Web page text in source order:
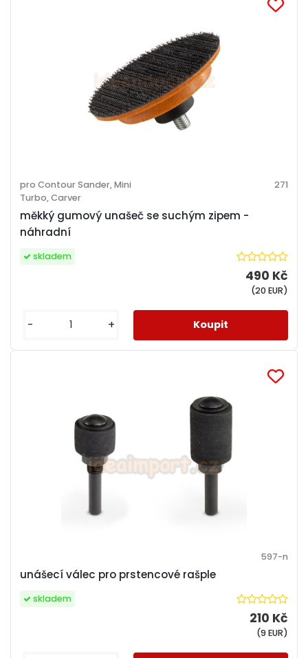
měkký gumový unašeč se suchým zipem -
náhradní
pro Contour Sander, Mini
Turbo, Carver
271
490 Kč
(20 EUR)
skladem
- +
unášecí válec pro prstencové rašple
597-n
210 Kč
(9 EUR)
skladem